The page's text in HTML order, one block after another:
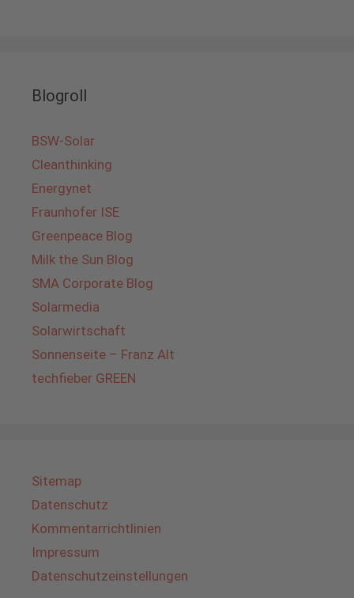
Blogroll
BSW-Solar
Cleanthinking
Energynet
Fraunhofer ISE
Greenpeace Blog
Milk the Sun Blog
SMA Corporate Blog
Solarmedia
Solarwirtschaft
Sonnenseite – Franz Alt
techfieber GREEN
Sitemap
Datenschutz
Kommentarrichtlinien
Impressum
Datenschutzeinstellungen